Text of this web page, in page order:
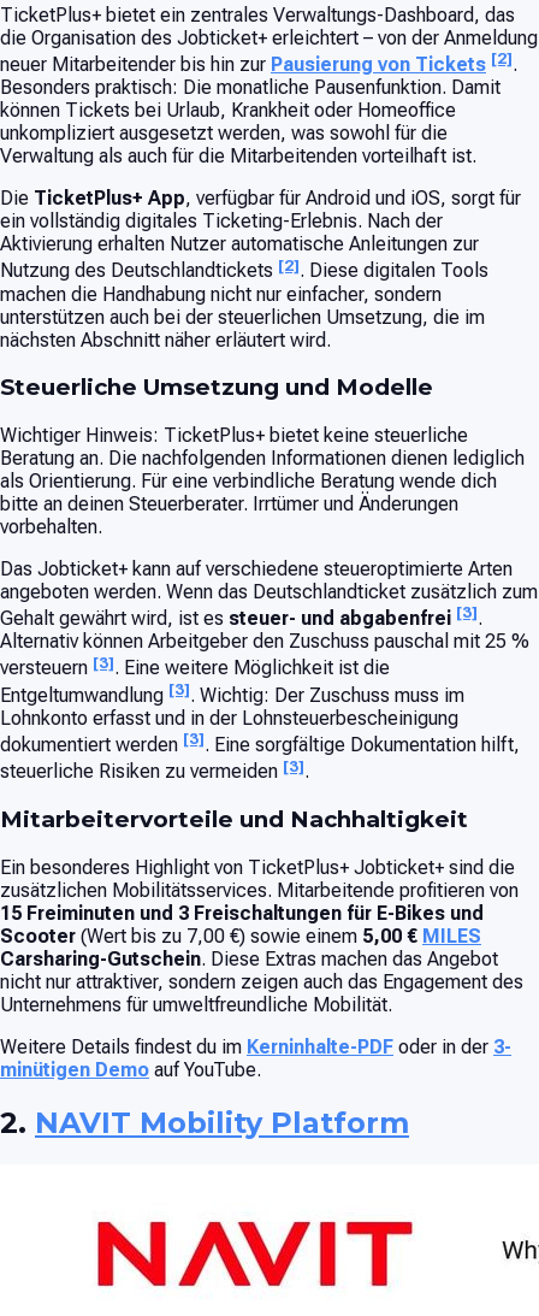
TicketPlus+ bietet ein zentrales Verwaltungs-Dashboard, das
die Organisation des Jobticket+ erleichtert – von der Anmeldung
neuer Mitarbeitender bis hin zur Pausierung von Tickets [2].
Besonders praktisch: Die monatliche Pausenfunktion. Damit
können Tickets bei Urlaub, Krankheit oder Homeoffice
unkompliziert ausgesetzt werden, was sowohl für die
Verwaltung als auch für die Mitarbeitenden vorteilhaft ist.
Die TicketPlus+ App, verfügbar für Android und iOS, sorgt für
ein vollständig digitales Ticketing-Erlebnis. Nach der
Aktivierung erhalten Nutzer automatische Anleitungen zur
Nutzung des Deutschlandtickets [2]. Diese digitalen Tools
machen die Handhabung nicht nur einfacher, sondern
unterstützen auch bei der steuerlichen Umsetzung, die im
nächsten Abschnitt näher erläutert wird.
Steuerliche Umsetzung und Modelle
Wichtiger Hinweis: TicketPlus+ bietet keine steuerliche
Beratung an. Die nachfolgenden Informationen dienen lediglich
als Orientierung. Für eine verbindliche Beratung wende dich
bitte an deinen Steuerberater. Irrtümer und Änderungen
vorbehalten.
Das Jobticket+ kann auf verschiedene steueroptimierte Arten
angeboten werden. Wenn das Deutschlandticket zusätzlich zum
Gehalt gewährt wird, ist es steuer- und abgabenfrei [3].
Alternativ können Arbeitgeber den Zuschuss pauschal mit 25 %
versteuern [3]. Eine weitere Möglichkeit ist die
Entgeltumwandlung [3]. Wichtig: Der Zuschuss muss im
Lohnkonto erfasst und in der Lohnsteuerbescheinigung
dokumentiert werden [3]. Eine sorgfältige Dokumentation hilft,
steuerliche Risiken zu vermeiden [3].
Mitarbeitervorteile und Nachhaltigkeit
Ein besonderes Highlight von TicketPlus+ Jobticket+ sind die
zusätzlichen Mobilitätsservices. Mitarbeitende profitieren von
15 Freiminuten und 3 Freischaltungen für E-Bikes und
Scooter (Wert bis zu 7,00 €) sowie einem 5,00 € MILES
Carsharing-Gutschein. Diese Extras machen das Angebot
nicht nur attraktiver, sondern zeigen auch das Engagement des
Unternehmens für umweltfreundliche Mobilität.
Weitere Details findest du im Kerninhalte-PDF oder in der 3-
minütigen Demo auf YouTube.
2. NAVIT Mobility Platform